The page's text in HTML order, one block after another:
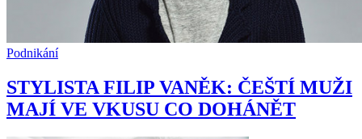
Podnikání
STYLISTA FILIP VANĚK: ČEŠTÍ MUŽI
MAJÍ VE VKUSU CO DOHÁNĚT